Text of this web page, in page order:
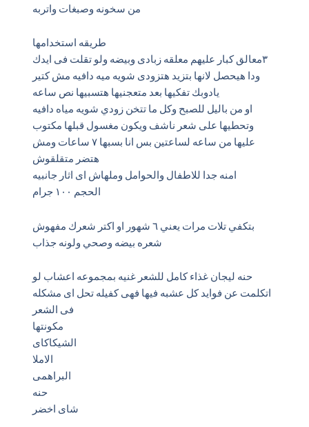
من سخونه وصبغات واتربه
طريقه استخدامها
٣معالق كبار عليهم معلقه زبادى وبيضه ولو تقلت فى ايدك
ودا هيحصل لانها بتزيد هتزودى شويه ميه دافيه مش كتير
يادوبك تفكيها بعد متعجنيها هتسبيها نص ساعه
او من باليل للصبح وكل ما تتخن زودي شويه مياه دافيه
وتحطيها على شعر ناشف ويكون مغسول قبلها مكتوب
عليها من ساعه لساعتين بس انا بسبها ٧ ساعات ومش
هتضر متقلقوش
امنه جدا للاطفال والحوامل وملهاش اى اثار جانبيه
الحجم ١٠٠ جرام
بتكفي تلات مرات يعني ٦ شهور او اكتر شعرك مفهوش
شعره بيضه وصحي ولونه جذاب
حنه ليجان غذاء كامل للشعر غنيه بمجموعه اعشاب لو
اتكلمت عن فوايد كل عشبه فيها فهى كفيله تحل اى مشكله
فى الشعر
مكونتها
الشيكاكاى
الاملا
البراهمى
حنه
شاى اخضر